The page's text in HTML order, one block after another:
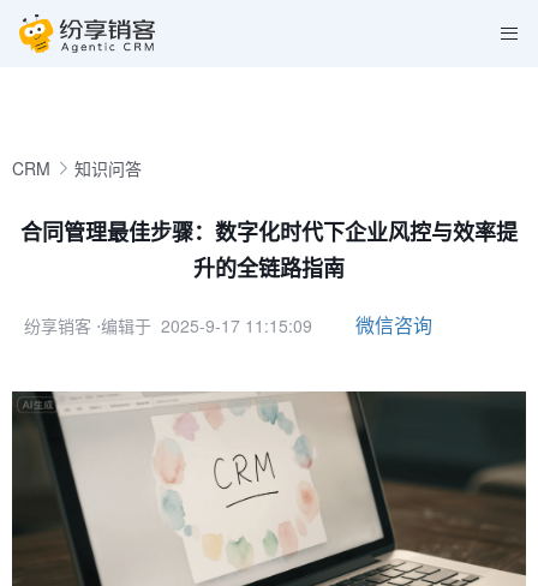
CRM 知识问答
合同管理最佳步骤：数字化时代下企业风控与效率提
升的全链路指南
纷享销客 ⋅编辑于 2025-9-17 11:15:09 微信咨询